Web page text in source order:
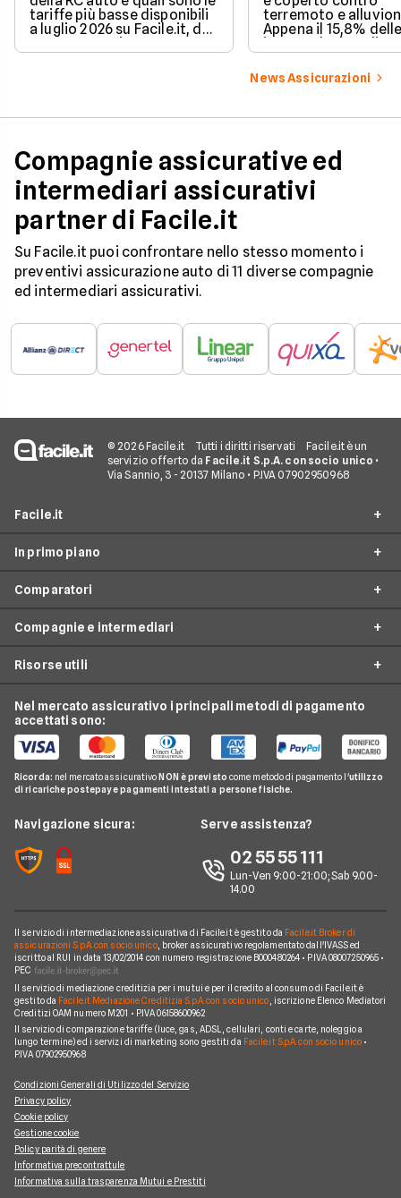
tariffe più basse disponibili
a luglio 2026 su Facile.it, da
106,32€ annui.
terremoto e
Appena il 15,8%
imprese ha la polizza
catastrofale
dati ANIA 2025 sul
assicurativo
News Assicurazioni
Compagnie assicurative ed
intermediari assicurativi
partner di Facile.it
Su Facile.it puoi confrontare nello stesso momento i
preventivi assicurazione auto di 11 diverse compagnie
ed intermediari assicurativi.
© 2026 Facile.it Tutti i diritti riservati
Facile.it è un
servizio offerto da Facile.it S.p.A. con socio unico •
Via Sannio, 3 - 20137 Milano • P.IVA 07902950968
Facile.it
Assicurazioni
Prestiti
Conti e Carte
Telefonia Mobile
Pay TV
Noleggio Lungo Termine
News
Chi siamo
Perché scegliere Facile.it
Mappa del sito
In primo piano
Assicurazioni online
Assicurazione Auto
Assicurazione Moto
Assicurazione Casa
Assicurazione Vita
Assicurazione Mutuo
Assicurazione Avvocati
Assicurazione Infortuni
Assicurazione Autocarro
Comparatori
Preventivo assicurazione auto
Preventivo Assicurazione Moto
Preventivo Assicurazione Casa
Preventivo Assicurazione Vita
Preventivo Assicurazione Viaggio
Compagnie e intermediari
Bene Assicurazioni
ConTe
Genertel
Allianz Direct
Linear
Prima.it
Quixa
UnipolSai
Allianz
Compagnie e intermediari
Risorse utili
Osservatorio Assicurazioni
Guida Assicurazioni
Agenzie Assicurative
Domande Assicurazioni
Glossario Assicurativo
Notizie Assicurazioni
Nel mercato assicurativo i principali metodi di pagamento
accettati sono:
Ricorda: nel mercato assicurativo NON è previsto come metodo di pagamento l'utilizzo
di ricariche postepay e pagamenti intestati a persone fisiche.
Navigazione sicura: Serve assistenza?
02 55 55 111
Lun-Ven 9:00-21:00; Sab 9.00-
14.00
Il servizio di intermediazione assicurativa di Facile.it è gestito da Facile.it Broker di
assicurazioni S.p.A. con socio unico, broker assicurativo regolamentato dall'IVASS ed
iscritto al RUI in data 13/02/2014 con numero registrazione B000480264 • P.IVA 08007250965 •
PEC
Il servizio di mediazione creditizia per i mutui e per il credito al consumo di Facile.it è
gestito da Facile.it Mediazione Creditizia S.p.A. con socio unico , iscrizione Elenco Mediatori
Creditizi OAM numero M201 • P.IVA 06158600962
Il servizio di comparazione tariffe (luce, gas, ADSL, cellulari, conti e carte, noleggio a
lungo termine) ed i servizi di marketing sono gestiti da Facile.it S.p.A. con socio unico•
P.IVA 07902950968
Condizioni Generali di Utilizzo del Servizio
Privacy policy
Cookie policy
Gestione cookie
Policy parità di genere
Informativa precontrattule
Informativa sulla trasparenza Mutui e Prestiti